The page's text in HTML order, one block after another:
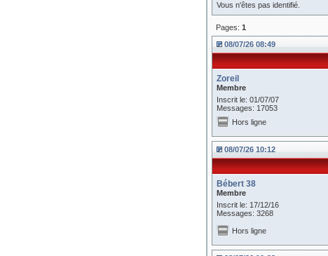
Vous n'êtes pas identifié.
Pages: 1
08/07/26 08:49
Zoreil
Membre
Inscrit le: 01/07/07
Messages: 17053
Hors ligne
08/07/26 10:12
Bébert 38
Membre
Inscrit le: 17/12/16
Messages: 3268
Hors ligne